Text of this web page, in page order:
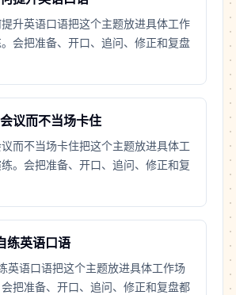
升英语口语把这个主题放进具体工作
会把准备、开口、追问、修正和复盘
议而不当场卡住
而不当场卡住把这个主题放进具体工
。会把准备、开口、追问、修正和复
练英语口语
英语口语把这个主题放进具体工作场
把准备、开口、追问、修正和复盘都